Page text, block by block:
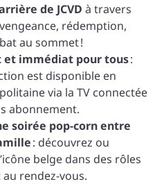
de JCVD à travers
rédemption,
au sommet !
et immédiat pour tous:
est disponible en
via la TV connectée
abonnement.
soirée pop-corn entre
: découvrez ou
belge dans des rôles
au rendez-vous.